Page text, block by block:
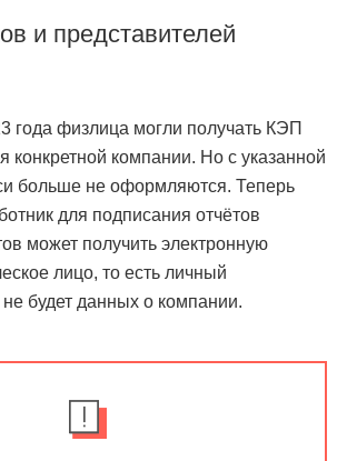
и представителей
года физлица могли получать КЭП
конкретной компании. Но с указанной
больше не оформляются. Теперь
для подписания отчётов
может получить электронную
лицо, то есть личный
будет данных о компании.